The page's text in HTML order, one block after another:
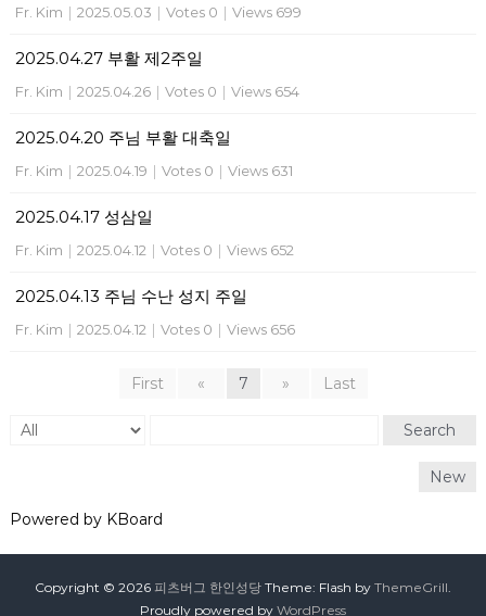
Fr. Kim | 2025.05.03 | Votes 0 | Views 699
2025.04.27 부활 제2주일
Fr. Kim | 2025.04.26 | Votes 0 | Views 654
2025.04.20 주님 부활 대축일
Fr. Kim | 2025.04.19 | Votes 0 | Views 631
2025.04.17 성삼일
Fr. Kim | 2025.04.12 | Votes 0 | Views 652
2025.04.13 주님 수난 성지 주일
Fr. Kim | 2025.04.12 | Votes 0 | Views 656
First « 7 » Last
Search
New
Powered by KBoard
Copyright © 2026 피츠버그 한인성당 Theme: Flash by ThemeGrill.
Proudly powered by WordPress